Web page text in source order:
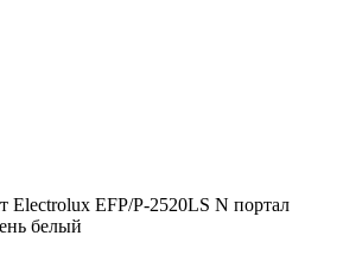
Electrolux EFP/P-2520LS N портал
белый